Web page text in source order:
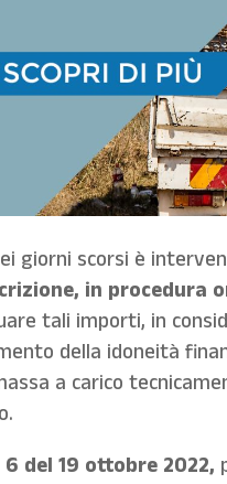
giorni scorsi è
in procedura
tali importi, in
della idoneità
a carico
del 19 ottobre 2022,